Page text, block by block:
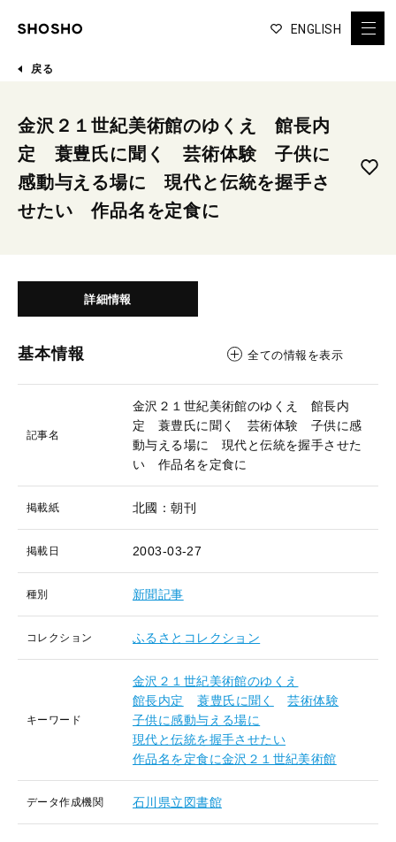
ENGLISH
戻る
金沢２１世紀美術館のゆくえ 館長内
定 蓑豊氏に聞く 芸術体験 子供に
感動与える場に 現代と伝統を握手さ
せたい 作品名を定食に
詳細情報
基本情報 全ての情報を表示
記事名
金沢２１世紀美術館のゆくえ 館長内
定 蓑豊氏に聞く 芸術体験 子供に感
動与える場に 現代と伝統を握手させた
い 作品名を定食に
掲載紙 北國：朝刊
掲載日 2003-03-27
種別 新聞記事
コレクション ふるさとコレクション
キーワード
金沢２１世紀美術館のゆくえ
館長内定
蓑豊氏に聞く
芸術体験
子供に感動与える場に
現代と伝統を握手させたい
作品名を定食に金沢２１世紀美術館
データ作成機関 石川県立図書館